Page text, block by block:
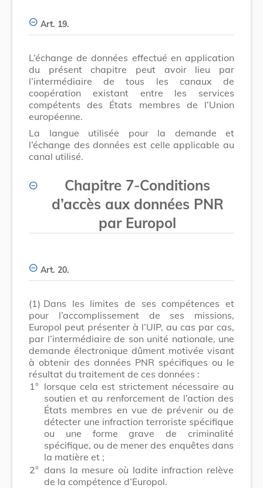
Art. 19.
L’échange de données effectué en application
du présent chapitre peut avoir lieu par
l’intermédiaire de tous les canaux de
coopération existant entre les services
compétents des États membres de l’Union
européenne.
La langue utilisée pour la demande et
l’échange des données est celle applicable au
canal utilisé.
Chapitre 7-Conditions
d’accès aux données PNR
par Europol
Art. 20.
(1) Dans les limites de ses compétences et
pour l’accomplissement de ses missions,
Europol peut présenter à l’UIP, au cas par cas,
par l’intermédiaire de son unité nationale, une
demande électronique dûment motivée visant
à obtenir des données PNR spécifiques ou le
résultat du traitement de ces données :
1° lorsque cela est strictement nécessaire au
soutien et au renforcement de l’action des
États membres en vue de prévenir ou de
détecter une infraction terroriste spécifique
ou une forme grave de criminalité
spécifique, ou de mener des enquêtes dans
la matière et ;
2° dans la mesure où ladite infraction relève
de la compétence d’Europol.